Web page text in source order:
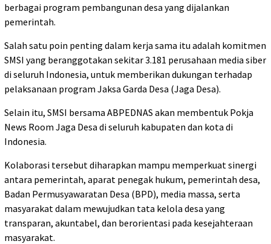
berbagai program pembangunan desa yang dijalankan
pemerintah.
Salah satu poin penting dalam kerja sama itu adalah komitmen
SMSI yang beranggotakan sekitar 3.181 perusahaan media siber
di seluruh Indonesia, untuk memberikan dukungan terhadap
pelaksanaan program Jaksa Garda Desa (Jaga Desa).
Selain itu, SMSI bersama ABPEDNAS akan membentuk Pokja
News Room Jaga Desa di seluruh kabupaten dan kota di
Indonesia.
Kolaborasi tersebut diharapkan mampu memperkuat sinergi
antara pemerintah, aparat penegak hukum, pemerintah desa,
Badan Permusyawaratan Desa (BPD), media massa, serta
masyarakat dalam mewujudkan tata kelola desa yang
transparan, akuntabel, dan berorientasi pada kesejahteraan
masyarakat.